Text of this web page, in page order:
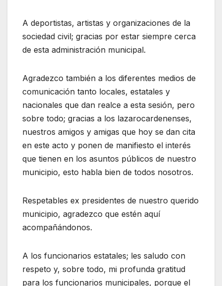
A deportistas, artistas y organizaciones de la
sociedad civil; gracias por estar siempre cerca
de esta administración municipal.
Agradezco también a los diferentes medios de
comunicación tanto locales, estatales y
nacionales que dan realce a esta sesión, pero
sobre todo; gracias a los lazarocardenenses,
nuestros amigos y amigas que hoy se dan cita
en este acto y ponen de manifiesto el interés
que tienen en los asuntos públicos de nuestro
municipio, esto habla bien de todos nosotros.
Respetables ex presidentes de nuestro querido
municipio, agradezco que estén aquí
acompañándonos.
A los funcionarios estatales; les saludo con
respeto y, sobre todo, mi profunda gratitud
para los funcionarios municipales, porque el